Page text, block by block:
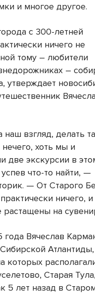
и многое другое.
с 300-летней
ничего не
тому – любители
–
утверждает
наш взгляд, делать
хоть мы и
две экскурсии в
что-то найти, —
— От Старого
ничего,
растащены на
года Вячеслав
которых
Старая
5 лет назад в